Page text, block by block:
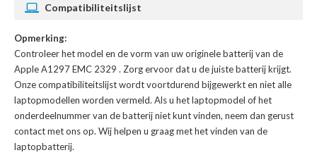
Compatibiliteitslijst
Opmerking:
Controleer het model en de vorm van uw originele batterij van de
Apple A1297 EMC 2329 . Zorg ervoor dat u de juiste batterij krijgt.
Onze compatibiliteitslijst wordt voortdurend bijgewerkt en niet alle
laptopmodellen worden vermeld. Als u het laptopmodel of het
onderdeelnummer van de batterij niet kunt vinden, neem dan gerust
contact met ons op. Wij helpen u graag met het vinden van de
laptopbatterij.